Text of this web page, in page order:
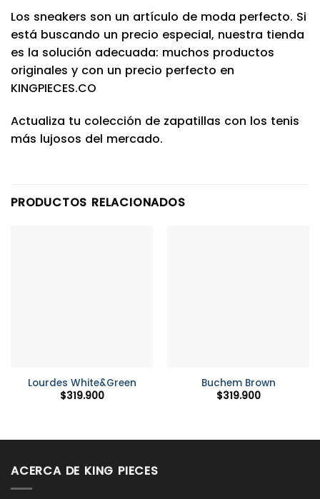
Los sneakers son un artículo de moda perfecto. Si
está buscando un precio especial, nuestra tienda
es la solución adecuada: muchos productos
originales y con un precio perfecto en
KINGPIECES.CO
Actualiza tu colección de zapatillas con los tenis
más lujosos del mercado.
PRODUCTOS RELACIONADOS
Lourdes White&Green
$319.900
Buchem Brown
$319.900
ACERCA DE KING PIECES